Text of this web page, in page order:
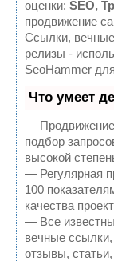
оценки: SEO,
продвижение
Ссылки,
релизы -
SeoHammer
Что умеет
— Продвижение
подбор
высокой
— Регулярная
100
качества
— Все
вечные
отзывы,